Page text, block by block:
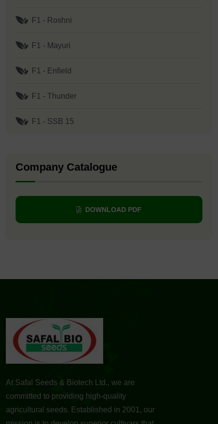
F1 - Roshni
F1 - Mayuri
F1 - Enﬁeld
F1 - Thunder
F1 - SSB 15
Company Catalogue
DOWNLOAD PDF
At Safal Seeds & Biotech Ltd., we are
committed to providing high-quality
agricultural seeds. Established in 2001, our